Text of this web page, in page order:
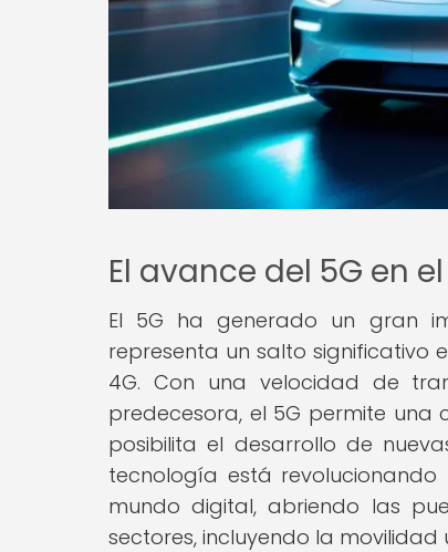
El avance del 5G en
El 5G ha generado un gran
representa un salto significativo
4G. Con una velocidad de
predecesora, el 5G permite
posibilita el desarrollo de
tecnología está
mundo digital, abriendo las
sectores, incluyendo la movilidad